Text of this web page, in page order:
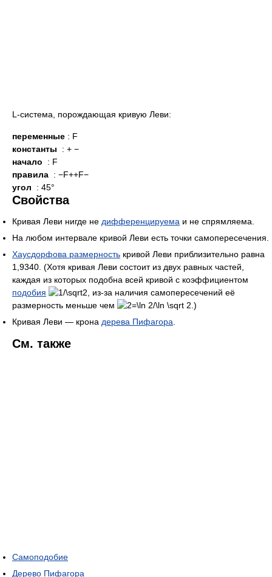
L-система, порождающая кривую Леви:
переменные : F
константы : + −
начало : F
правила : −F++F−
угол : 45°
Свойства
Кривая Леви нигде не дифференцируема и не спрямляема.
На любом интервале кривой Леви есть точки самопересечения.
Хаусдорфова размерность кривой Леви приблизительно равна
1,9340. (Хотя кривая Леви состоит из двух равных частей,
каждая из которых подобна всей кривой с коэффициентом
подобия
, из-за наличия самопересечений её
размерность меньше чем
.)
Кривая Леви — крона дерева Пифагора
См. также
Самоподобие
Дерево Пифагора